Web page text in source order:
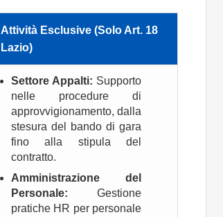
Attività Esclusive (Solo Art. 18
Lazio)
Settore Appalti: Supporto
nelle procedure di
approvvigionamento, dalla
stesura del bando di gara
fino alla stipula del
contratto.
Amministrazione del
Personale: Gestione
pratiche HR per personale